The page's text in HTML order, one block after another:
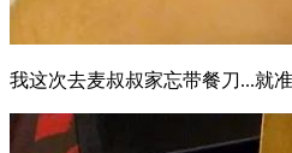
我这次去麦叔叔家忘带餐刀...就